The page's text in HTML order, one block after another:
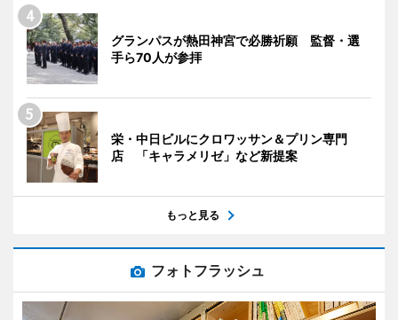
グランパスが熱田神宮で必勝祈願 監督・選
手ら70人が参拝
栄・中日ビルにクロワッサン＆プリン専門
店 「キャラメリゼ」など新提案
もっと見る
フォトフラッシュ